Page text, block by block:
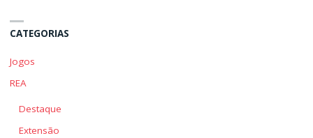
CATEGORIAS
Jogos
REA
Destaque
Extensão